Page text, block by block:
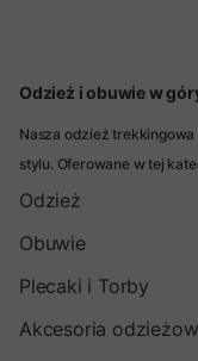
Odzież i obuwie w
Nasza odzież trekkingowa
stylu. Oferowane w tej
zapewnią Ci komfort
Odzież
Obuwie
Plecaki i Torby
Akcesoria